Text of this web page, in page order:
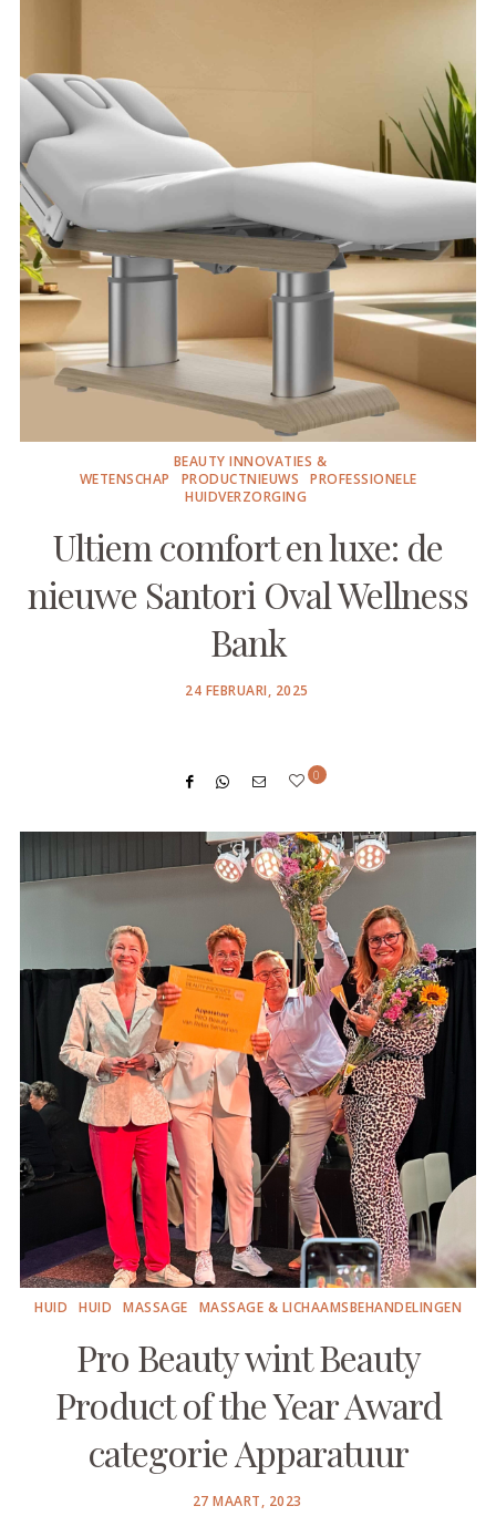
BEAUTY INNOVATIES &
WETENSCHAP
PRODUCTNIEUWS
PROFESSIONELE
HUIDVERZORGING
Ultiem comfort en luxe: de
nieuwe Santori Oval Wellness
Bank
POSTED
24 FEBRUARI, 2025
0
HUID HUID MASSAGE MASSAGE & LICHAAMSBEHANDELINGEN
Pro Beauty wint Beauty
Product of the Year Award
categorie Apparatuur
POSTED
27 MAART, 2023